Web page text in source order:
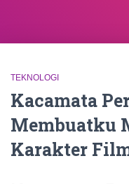
TEKNOLOGI
Kacamata
Membuatku
Karakter